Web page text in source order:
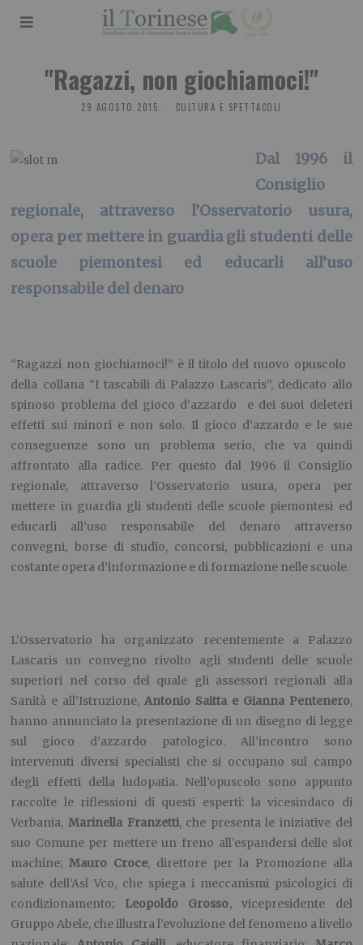
"Ragazzi, non giochiamoci!"
29 AGOSTO 2015 CULTURA E SPETTACOLI
Dal 1996 il
Consiglio
regionale, attraverso l’Osservatorio usura,
opera per mettere in guardia gli studenti delle
scuole piemontesi ed educarli all’uso
responsabile del denaro
“Ragazzi non giochiamoci!” è il titolo del nuovo opuscolo
della collana “I tascabili di Palazzo Lascaris”, dedicato allo
spinoso problema del gioco d’azzardo e dei suoi deleteri
effetti sui minori e non solo. Il gioco d’azzardo e le sue
conseguenze sono un problema serio, che va quindi
affrontato alla radice. Per questo dal 1996 il Consiglio
regionale, attraverso l’Osservatorio usura, opera per
mettere in guardia gli studenti delle scuole piemontesi ed
educarli all’uso responsabile del denaro attraverso
convegni, borse di studio, concorsi, pubblicazioni e una
costante opera d’informazione e di formazione nelle scuole.
L’Osservatorio ha organizzato recentemente a Palazzo
Lascaris un convegno rivolto agli studenti delle scuole
superiori nel corso del quale gli assessori regionali alla
Sanità e all’Istruzione,Antonio Saitta e Gianna Pentenero,
hanno annunciato la presentazione di un disegno di legge
sul gioco d’azzardo patologico. All’incontro sono
intervenuti diversi specialisti che si occupano sul campo
degli effetti della ludopatia. Nell’opuscolo sono appunto
raccolte le riflessioni di questi esperti: la vicesindaco di
Verbania,Marinella Franzetti, che presenta le iniziative del
suo Comune per mettere un freno all’espandersi delle slot
machine;Mauro Croce, direttore per la Promozione alla
salute dell’Asl Vco, che spiega i meccanismi psicologici di
condizionamento; Leopoldo Grosso, vicepresidente del
Gruppo Abele, che illustra l’evoluzione del fenomeno a livello